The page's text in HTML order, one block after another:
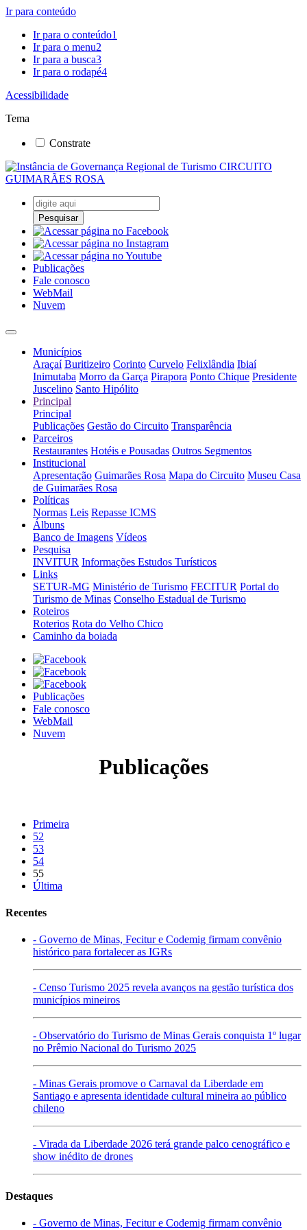
Ir para conteúdo
Ir para o conteúdo1
Ir para o menu2
Ir para a busca3
Ir para o rodapé4
Acessibilidade
Tema
Constrate
Pesquisar
Publicações
Fale conosco
WebMail
Nuvem
Municípios
Araçaí Buritizeiro Corinto Curvelo Felixlândia Ibiaí
Inimutaba Morro da Garça Pirapora Ponto Chique Presidente
Juscelino Santo Hipólito
Principal
Principal
Publicações Gestão do Circuito Transparência
Parceiros
Restaurantes Hotéis e Pousadas Outros Segmentos
Institucional
Apresentação Guimarães Rosa Mapa do Circuito Museu Casa
de Guimarães Rosa
Políticas
Normas Leis Repasse ICMS
Álbuns
Banco de Imagens Vídeos
Pesquisa
INVITUR Informações Estudos Turísticos
Links
SETUR-MG Ministério de Turismo FECITUR Portal do
Turismo de Minas Conselho Estadual de Turismo
Roteiros
Roterios Rota do Velho Chico
Caminho da boiada
Publicações
Fale conosco
WebMail
Nuvem
Publicações
Primeira
52
53
54
55
Última
Recentes
- Governo de Minas, Fecitur e Codemig firmam convênio
histórico para fortalecer as IGRs
- Censo Turismo 2025 revela avanços na gestão turística dos
municípios mineiros
- Observatório do Turismo de Minas Gerais conquista 1º lugar
no Prêmio Nacional do Turismo 2025
- Minas Gerais promove o Carnaval da Liberdade em
Santiago e apresenta identidade cultural mineira ao público
chileno
- Virada da Liberdade 2026 terá grande palco cenográfico e
show inédito de drones
Destaques
- Governo de Minas, Fecitur e Codemig firmam convênio